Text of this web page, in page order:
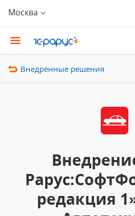
Москва
Внедрённые решения
редакция